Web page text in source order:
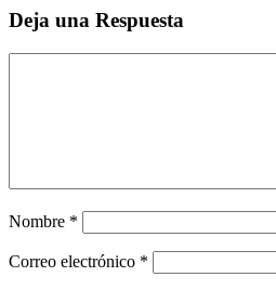
Deja una Respuesta
Nombre *
Correo electrónico *